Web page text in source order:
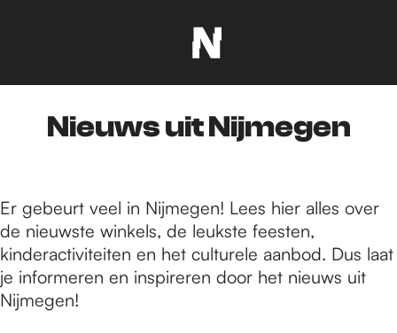
a
n
a
d
e
h
o
Nieuws uit Nijmegen
Er gebeurt veel in Nijmegen! Lees hier alles over
de nieuwste winkels, de leukste feesten,
kinderactiviteiten en het culturele aanbod. Dus laat
je informeren en inspireren door het nieuws uit
Nijmegen!